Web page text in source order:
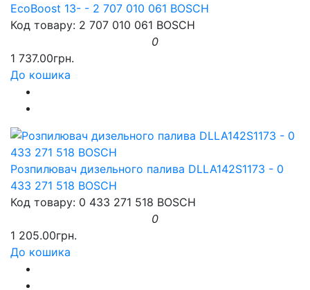
EcoBoost 13- - 2 707 010 061 BOSCH
Код товару: 2 707 010 061 BOSCH
0
1 737.00грн.
До кошика
Розпилювач дизельного палива DLLA142S1173 - 0
433 271 518 BOSCH
Код товару: 0 433 271 518 BOSCH
0
1 205.00грн.
До кошика